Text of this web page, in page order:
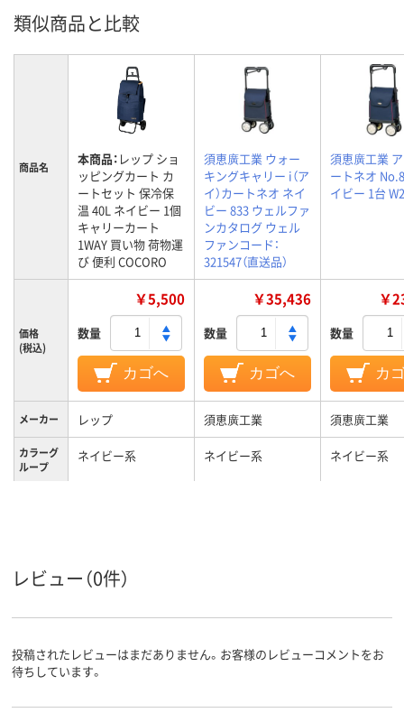
類似商品と比較
商品名 本商品： レップ ショ
ッピングカート カ
ートセット 保冷保
温 40L ネイビー 1個
キャリーカート
1WAY 買い物 荷物運
び 便利 COCORO
須恵廣工業 ウォー
キングキャリー i（ア
イ）カートネオ ネイ
ビー 833 ウェルファ
ンカタログ ウェル
ファンコード：
321547（直送品）
須恵廣工業
ートネオ
イビー 1台
価格
(税込)
￥5,500
数量
カゴへ
￥35,436
数量
カゴへ
￥
数量
カ
メーカー レップ 須恵廣工業 須恵廣工業
カラーグ
ループ
ネイビー系 ネイビー系 ネイビー系
レビュー（0件）
投稿されたレビューはまだありません。お客様のレビューコメントをお
待ちしています。